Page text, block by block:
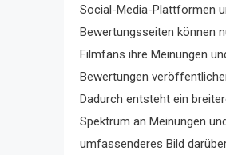
Social-Media-Plattformen
Bewertungsseiten können
Filmfans ihre Meinungen
Bewertungen
Dadurch entsteht ein
Spektrum an Meinungen
umfassenderes Bild